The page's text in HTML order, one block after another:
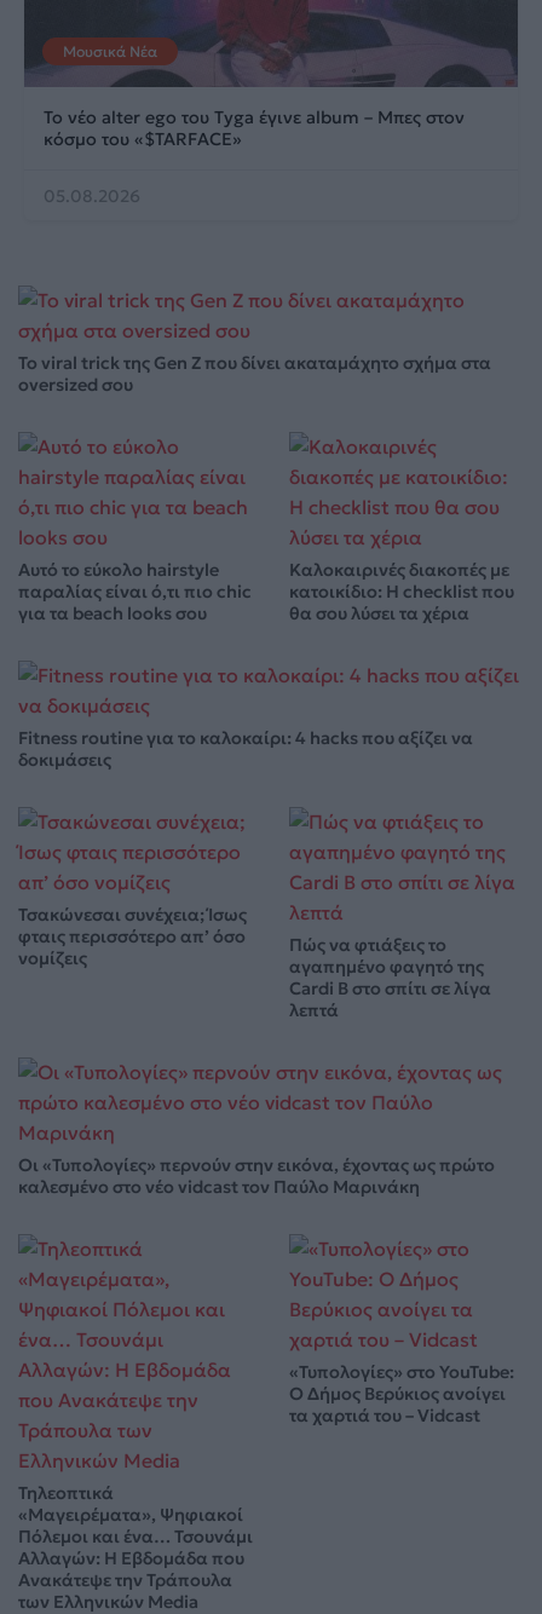
Μουσικά Νέα
Το νέο alter ego του Tyga έγινε album – Μπες στον
κόσμο του «$TARFACE»
05.08.2026
Το viral trick της Gen Z που δίνει ακαταμάχητο σχήμα στα
oversized σου
Αυτό το εύκολο hairstyle
παραλίας είναι ό,τι πιο chic
για τα beach looks σου
Καλοκαιρινές διακοπές με
κατοικίδιο: Η checklist που
θα σου λύσει τα χέρια
Fitness routine για το καλοκαίρι: 4 hacks που αξίζει να
δοκιμάσεις
Τσακώνεσαι συνέχεια; Ίσως
φταις περισσότερο απ’ όσο
νομίζεις
Πώς να φτιάξεις το
αγαπημένο φαγητό της
Cardi B στο σπίτι σε λίγα
λεπτά
Οι «Τυπολογίες» περνούν στην εικόνα, έχοντας ως πρώτο
καλεσμένο στο νέο vidcast τον Παύλο Μαρινάκη
Τηλεοπτικά
«Μαγειρέματα», Ψηφιακοί
Πόλεμοι και ένα… Τσουνάμι
Αλλαγών: Η Εβδομάδα που
Ανακάτεψε την Τράπουλα
των Ελληνικών Media
«Τυπολογίες» στο YouTube:
Ο Δήμος Βερύκιος ανοίγει
τα χαρτιά του – Vidcast